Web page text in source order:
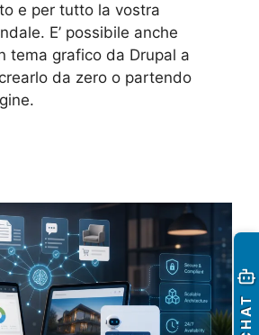
e per tutto la vostra
E’ possibile anche
tema grafico da Drupal a
da zero o partendo
CHAT